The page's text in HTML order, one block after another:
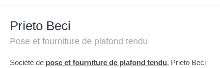
Prieto Beci
Pose et fourniture de plafond tendu
Société de pose et fourniture de plafond tendu, Prieto Beci